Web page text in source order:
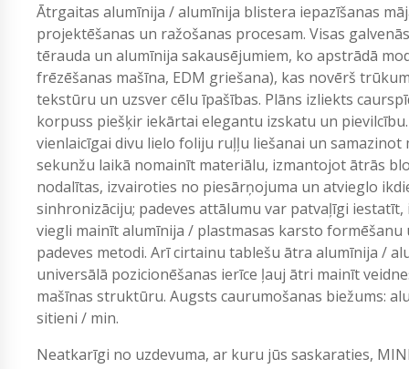
Ātrgaitas alumīnija / alumīnija blistera iepazīšanas
projektēšanas un ražošanas procesam. Visas
tērauda un alumīnija sakausējumiem, ko apstrādā
frēzēšanas mašīna, EDM griešana), kas novērš
tekstūru un uzsver cēlu īpašības. Plāns izliekts
korpuss piešķir iekārtai elegantu izskatu un
vienlaicīgai divu lielo foliju ruļļu liešanai un
sekunžu laikā nomainīt materiālu, izmantojot ātrās
nodalītas, izvairoties no piesārņojuma un atvieglo
sinhronizāciju; padeves attālumu var patvaļīgi
viegli mainīt alumīnija / plastmasas karsto
padeves metodi. Arī cirtainu tablešu ātra alumīnija /
universālā pozicionēšanas ierīce ļauj ātri mainīt
mašīnas struktūru. Augsts caurumošanas biežums:
sitieni / min.
Neatkarīgi no uzdevuma, ar kuru jūs saskaraties,